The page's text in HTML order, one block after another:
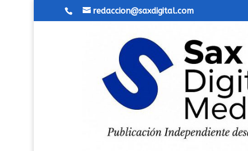
redaccion@saxdigital.com